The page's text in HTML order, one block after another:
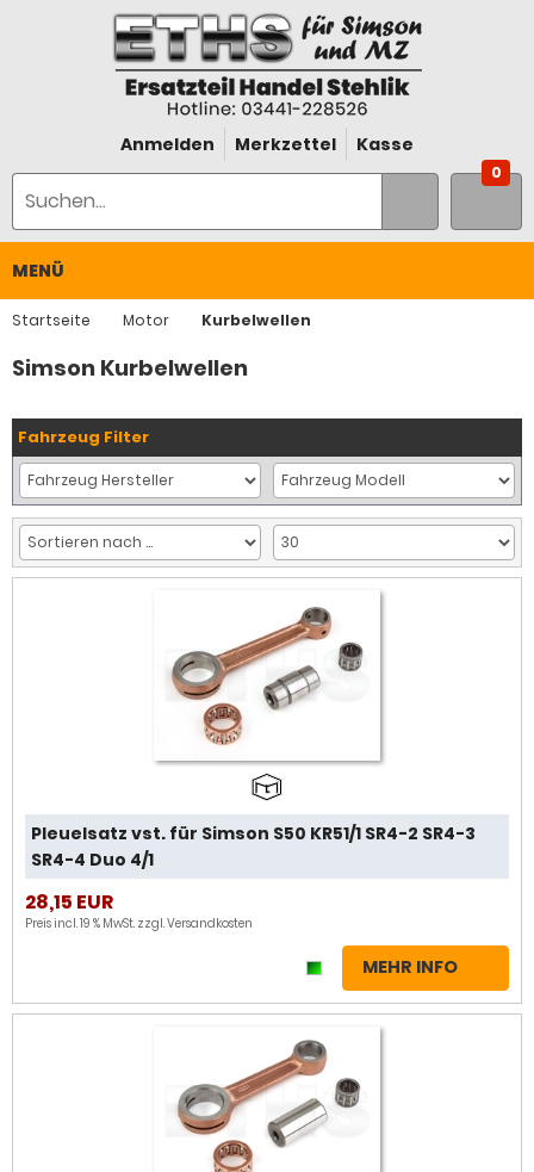
Anmelden Merkzettel Kasse
0
MENÜ
Startseite Motor Kurbelwellen
Simson Kurbelwellen
Fahrzeug Filter
Pleuelsatz vst. für Simson S50 KR51/1 SR4-2 SR4-3
SR4-4 Duo 4/1
28,15 EUR
Preis incl. 19 % MwSt. zzgl.Versandkosten
MEHR INFO